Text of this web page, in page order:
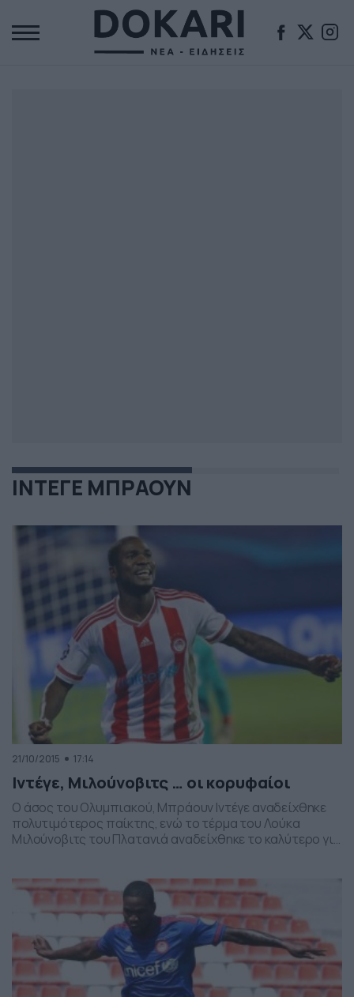
ΙΝΤΕΓΕ ΜΠΡΑΟΥΝ
21/10/2015 17:14
Ιντέγε, Μιλούνοβιτς … οι κορυφαίοι
Ο άσος του Ολυμπιακού, Μπράουν Ιντέγε αναδείχθηκε
πολυτιμότερος παίκτης, ενώ το τέρμα του Λούκα
Μιλούνοβιτς του Πλατανιά αναδείχθηκε το καλύτερο για
Αμειβομένων Ποδοσφαιριστών (ΠΣΑΠ) και η NOVA,
ανακοινώνουν τα αποτελέσματα των υπηρεσιών MVP
και Best Goal για την 7η αγωνιστική […]